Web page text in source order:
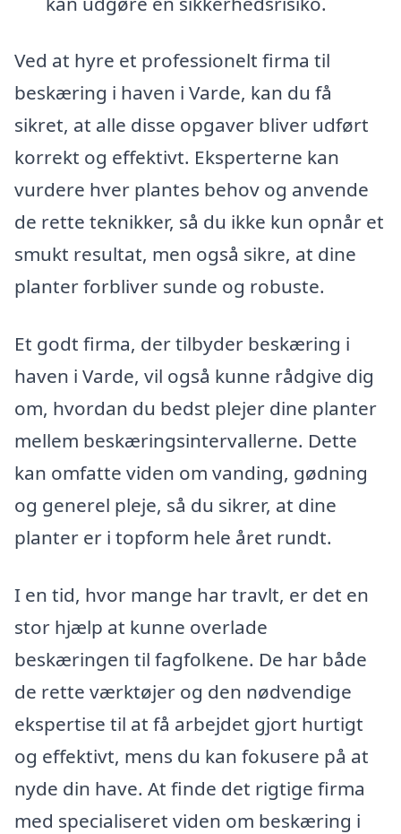
Ved at hyre et professionelt firma til
beskæring i haven i Varde, kan du få
sikret, at alle disse opgaver bliver udført
korrekt og effektivt. Eksperterne kan
vurdere hver plantes behov og anvende
de rette teknikker, så du ikke kun opnår et
smukt resultat, men også sikre, at dine
planter forbliver sunde og robuste.
Et godt firma, der tilbyder beskæring i
haven i Varde, vil også kunne rådgive dig
om, hvordan du bedst plejer dine planter
mellem beskæringsintervallerne. Dette
kan omfatte viden om vanding, gødning
og generel pleje, så du sikrer, at dine
planter er i topform hele året rundt.
I en tid, hvor mange har travlt, er det en
stor hjælp at kunne overlade
beskæringen til fagfolkene. De har både
de rette værktøjer og den nødvendige
ekspertise til at få arbejdet gjort hurtigt
og effektivt, mens du kan fokusere på at
nyde din have. At finde det rigtige firma
med specialiseret viden om beskæring i